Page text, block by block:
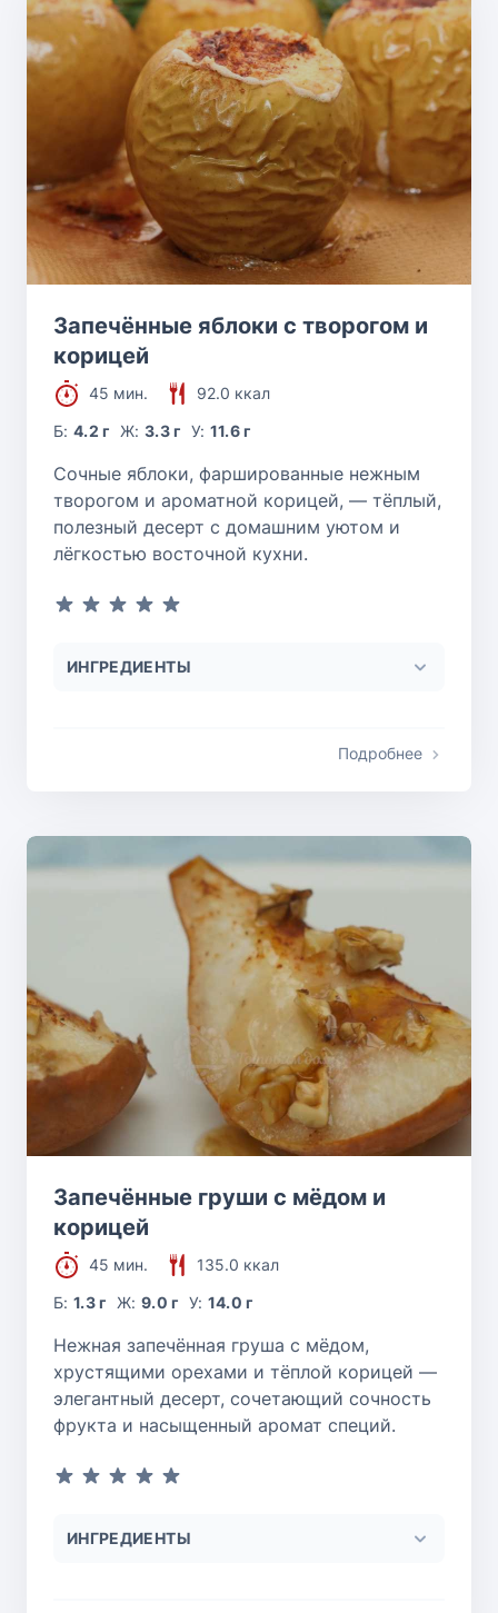
Запечённые яблоки с творогом и
корицей
45 мин.
92.0 ккал
Б:4.2 г Ж: 3.3 г У: 11.6 г
Сочные яблоки, фаршированные нежным
творогом и ароматной корицей, — тёплый,
полезный десерт с домашним уютом и
лёгкостью восточной кухни.
ИНГРЕДИЕНТЫ
Подробнее
Запечённые груши с мёдом и
корицей
45 мин.
135.0 ккал
Б:1.3 г Ж: 9.0 г У: 14.0 г
Нежная запечённая груша с мёдом,
хрустящими орехами и тёплой корицей —
элегантный десерт, сочетающий сочность
фрукта и насыщенный аромат специй.
ИНГРЕДИЕНТЫ